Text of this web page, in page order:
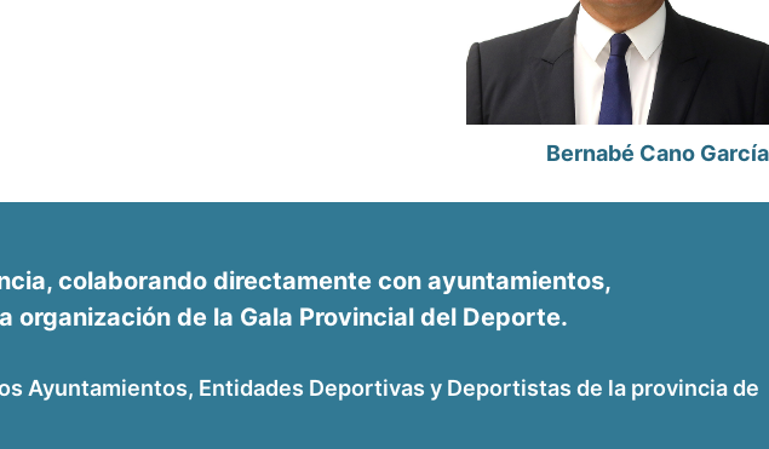
Bernabé Cano García
colaborando directamente con ayuntamientos,
de la Gala Provincial del Deporte.
Ayuntamientos, Entidades Deportivas y Deportistas de la provincia de